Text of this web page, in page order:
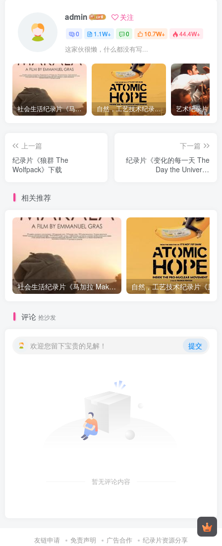
admin 关注
0 1.1W+ 0 10.7W+ 44.4W+
这家伙很懒，什么都没有写...
社会生活纪录片《马加拉 Makala》下载 自然，工艺技术纪录片《原子能的希望 Atomic Hope – Inside the Pro-Nuclear Movement》下载
上一篇
纪录片《狼群 The
Wolfpack》下载
下一篇
纪录片《变化的每一天 The
Day the Universe
相关推荐
社会生活纪录片《马加拉 Makala》下载
评论 抢沙发
欢迎您留下宝贵的见解！ 提交
暂无评论内容
友链申请 免责声明 广告合作 纪录片资源分享